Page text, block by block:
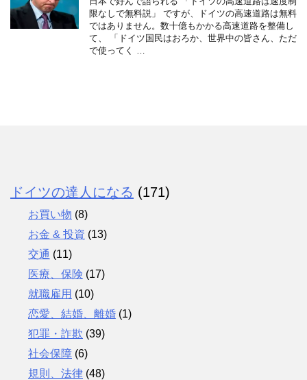
限なしで無料説」 ですが、ドイツの高速道路は無料
ではありません。数十億もかかる高速道路を整備し
て、 「ドイツ国民はおろか、世界中の皆さん、ただ
で使ってく …
ドイツの達人になる (171)
お買い物 (8)
お金 & 投資 (13)
交通 (11)
医療、保険 (17)
就職雇用 (10)
恋愛、結婚、離婚 (1)
犯罪・詐欺 (39)
社会保障 (6)
規則、法律 (48)